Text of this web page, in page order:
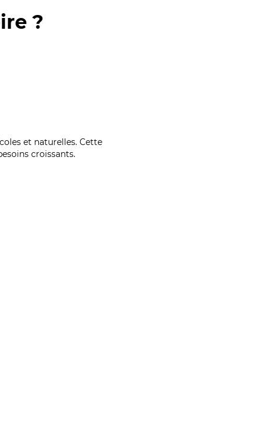
?
et naturelles. Cette
croissants.